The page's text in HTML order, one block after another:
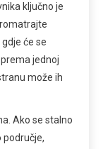
ključno je
će se
jednoj
može ih
Ako se stalno
područje,